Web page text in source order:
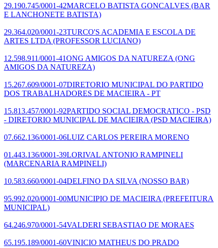
29.190.745/0001-42MARCELO BATISTA GONCALVES (BAR
E LANCHONETE BATISTA)
29.364.020/0001-23TURCO'S ACADEMIA E ESCOLA DE
ARTES LTDA (PROFESSOR LUCIANO)
12.598.911/0001-41ONG AMIGOS DA NATUREZA (ONG
AMIGOS DA NATUREZA)
15.267.609/0001-07DIRETORIO MUNICIPAL DO PARTIDO
DOS TRABALHADORES DE MACIEIRA - PT
15.813.457/0001-92PARTIDO SOCIAL DEMOCRATICO - PSD
- DIRETORIO MUNICIPAL DE MACIEIRA (PSD MACIEIRA)
07.662.136/0001-06LUIZ CARLOS PEREIRA MORENO
01.443.136/0001-39LORIVAL ANTONIO RAMPINELI
(MARCENARIA RAMPINELI)
10.583.660/0001-04DELFINO DA SILVA (NOSSO BAR)
95.992.020/0001-00MUNICIPIO DE MACIEIRA (PREFEITURA
MUNICIPAL)
64.246.970/0001-54VALDERI SEBASTIAO DE MORAES
65.195.189/0001-60VINICIO MATHEUS DO PRADO